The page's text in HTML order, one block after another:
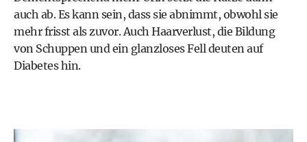
auch ab. Es kann sein, dass sie abnimmt, obwohl sie
mehr frisst als zuvor. Auch Haarverlust, die Bildung
von Schuppen und ein glanzloses Fell deuten auf
Diabetes hin.